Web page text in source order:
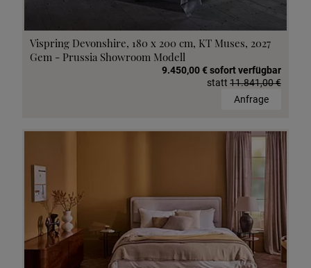
Vispring Devonshire, 180 x 200 cm, KT Muses, 2027
Gem - Prussia Showroom Modell
9.450,00 € sofort verfügbar
statt 11.841,00 €
Anfrage